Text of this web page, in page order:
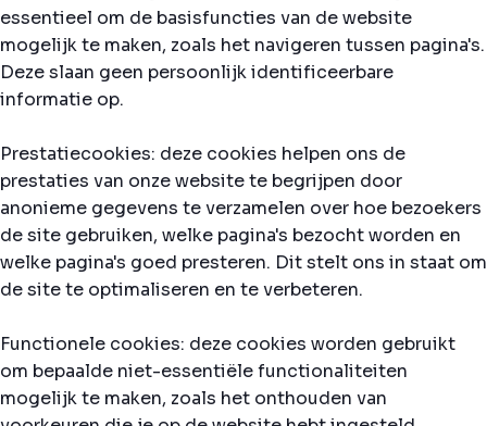
essentieel om de basisfuncties van de website
mogelijk te maken, zoals het navigeren tussen pagina's.
Deze slaan geen persoonlijk identificeerbare
informatie op.
Prestatiecookies: deze cookies helpen ons de
prestaties van onze website te begrijpen door
anonieme gegevens te verzamelen over hoe bezoekers
de site gebruiken, welke pagina's bezocht worden en
welke pagina's goed presteren. Dit stelt ons in staat om
de site te optimaliseren en te verbeteren.
Functionele cookies: deze cookies worden gebruikt
om bepaalde niet-essentiële functionaliteiten
mogelijk te maken, zoals het onthouden van